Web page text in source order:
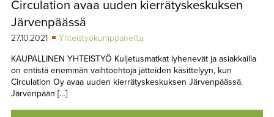
TAPAHTUMAT
YHTEYSTIEDOT
Circulation avaa uuden kierrätyskeskuksen
Järvenpäässä
27.10.2021
Yhteistyökumppaneilta
KAUPALLINEN YHTEISTYÖ Kuljetusmatkat lyhenevät ja asiakkailla
on entistä enemmän vaihtoehtoja jätteiden käsittelyyn, kun
Circulation Oy avaa uuden kierrätyskeskuksen Järvenpäässä.
Järvenpään […]